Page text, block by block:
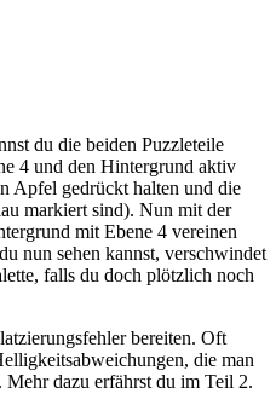
du die beiden Puzzleteile
4 und den Hintergrund aktiv
Apfel gedrückt halten und die
markiert sind). Nun mit der
mit Ebene 4 vereinen
nun sehen kannst, verschwindet
falls du doch plötzlich noch
bereiten. Oft
die man
Mehr dazu erfährst du im Teil 2.